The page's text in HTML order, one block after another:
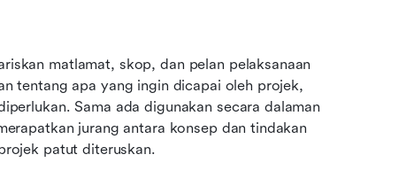
matlamat, skop, dan pelan pelaksanaan
tentang apa yang ingin dicapai oleh projek,
Sama ada digunakan secara dalaman
jurang antara konsep dan tindakan
patut diteruskan.